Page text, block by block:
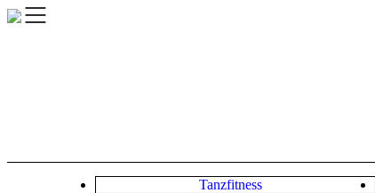
Skip
Tanzfitness